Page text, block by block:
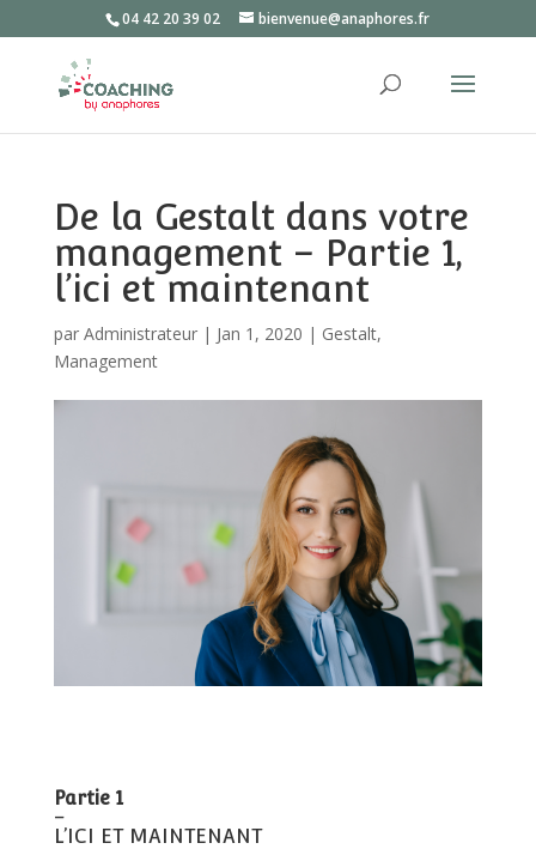
04 42 20 39 02 bienvenue@anaphores.fr
De la Gestalt dans votre
management – Partie 1,
l’ici et maintenant
par Administrateur| Jan 1, 2020 | Gestalt,
Management
Partie 1
–
L’ICI ET MAINTENANT